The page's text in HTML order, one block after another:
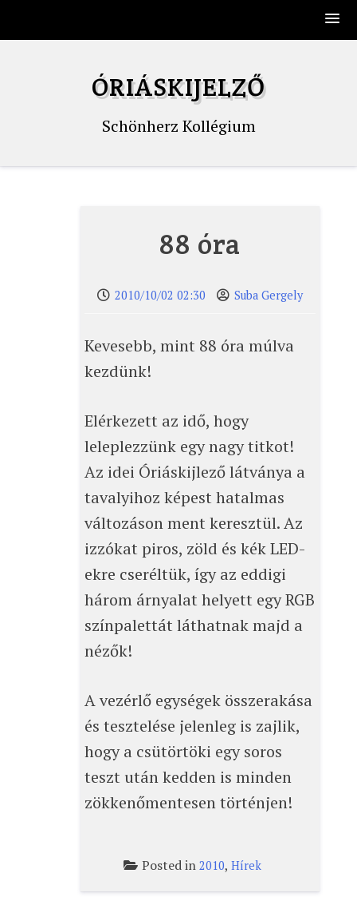
ÓRIÁSKIJELZŐ
Schönherz Kollégium
88 óra
2010/10/02 02:30 Suba Gergely
Kevesebb, mint 88 óra múlva
kezdünk!
Elérkezett az idő, hogy
leleplezzünk egy nagy titkot!
Az idei Óriáskijlező látványa a
tavalyihoz képest hatalmas
változáson ment keresztül. Az
izzókat piros, zöld és kék LED-
ekre cseréltük, így az eddigi
három árnyalat helyett egy RGB
színpalettát láthatnak majd a
nézők!
A vezérlő egységek összerakása
és tesztelése jelenleg is zajlik,
hogy a csütörtöki egy soros
teszt után kedden is minden
zökkenőmentesen történjen!
Posted in 2010, Hírek